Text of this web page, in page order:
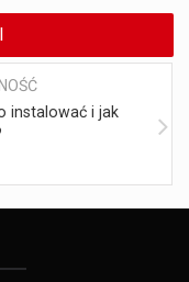
instalować i jak